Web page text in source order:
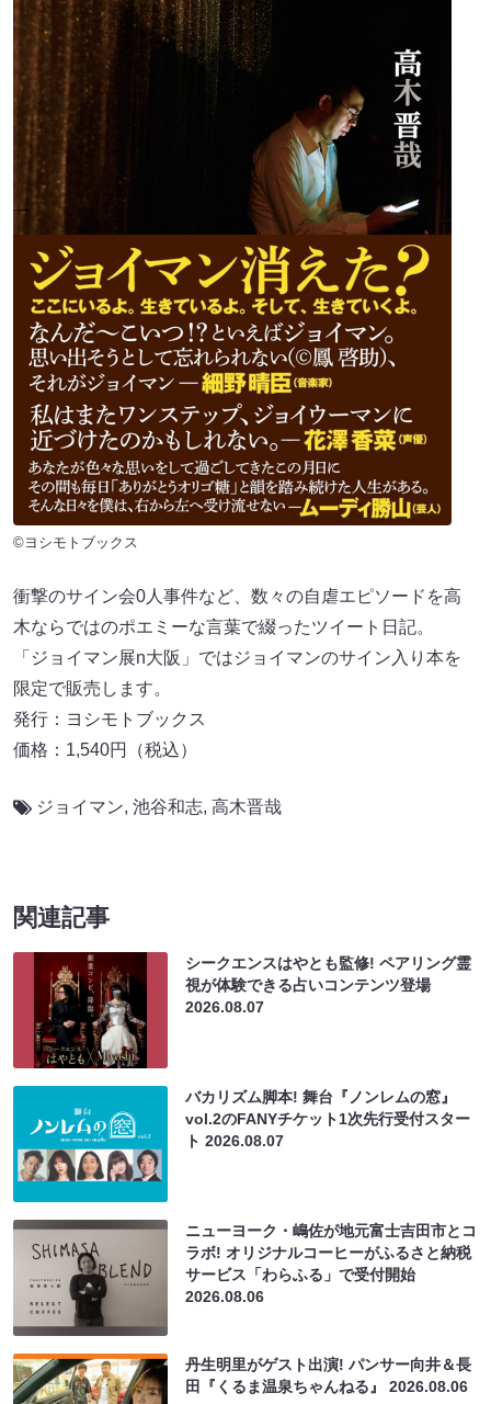
©ヨシモトブックス
衝撃のサイン会0人事件など、数々の自虐エピソードを高
木ならではのポエミーな言葉で綴ったツイート日記。
「ジョイマン展n大阪」ではジョイマンのサイン入り本を
限定で販売します。
発行：ヨシモトブックス
価格：1,540円（税込）
ジョイマン, 池谷和志, 高木晋哉
関連記事
シークエンスはやとも監修! ペアリング霊
視が体験できる占いコンテンツ登場
2026.08.07
バカリズム脚本! 舞台『ノンレムの窓』
vol.2のFANYチケット1次先行受付スター
ト2026.08.07
ニューヨーク・嶋佐が地元富士吉田市とコ
ラボ! オリジナルコーヒーがふるさと納税
サービス「わらふる」で受付開始
2026.08.06
丹生明里がゲスト出演! パンサー向井＆長
田『くるま温泉ちゃんねる』2026.08.06